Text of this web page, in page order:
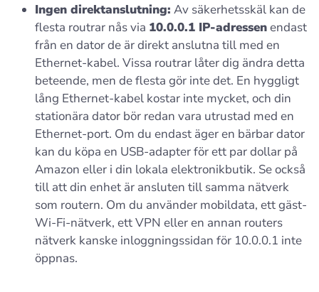
Ingen direktanslutning: Av säkerhetsskäl kan de
flesta routrar nås via 10.0.0.1 IP-adressenendast
från en dator de är direkt anslutna till med en
Ethernet-kabel. Vissa routrar låter dig ändra detta
beteende, men de flesta gör inte det. En hyggligt
lång Ethernet-kabel kostar inte mycket, och din
stationära dator bör redan vara utrustad med en
Ethernet-port. Om du endast äger en bärbar dator
kan du köpa en USB-adapter för ett par dollar på
Amazon eller i din lokala elektronikbutik. Se också
till att din enhet är ansluten till samma nätverk
som routern. Om du använder mobildata, ett gäst-
Wi-Fi-nätverk, ett VPN eller en annan routers
nätverk kanske inloggningssidan för 10.0.0.1 inte
öppnas.